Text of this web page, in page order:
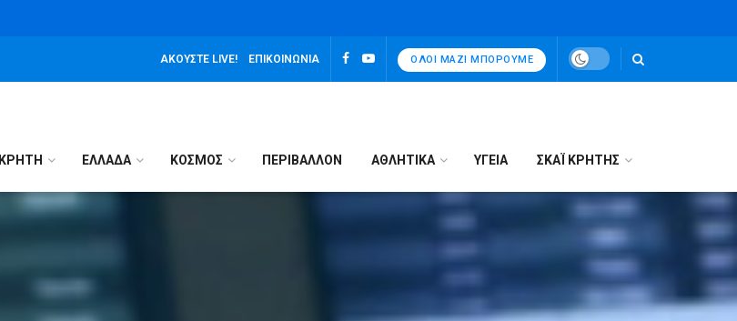
ΑΚΟΎΣΤΕ LIVE! ΕΠΙΚΟΙΝΩΝΊΑ ΌΛΟΙ ΜΑΖΊ ΜΠΟΡΟΎΜΕ
ΚΡΗΤΗ ΕΛΛΑΔΑ ΚΟΣΜΟΣ ΠΕΡΙΒΑΛΛΟΝ ΑΘΛΗΤΙΚΑ ΥΓΕΙΑ ΣΚΑΪ ΚΡΗΤΗΣ